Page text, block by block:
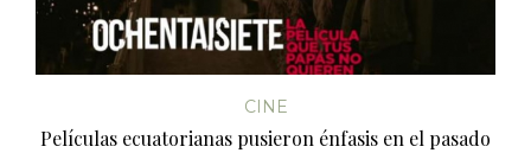
CINE
Películas ecuatorianas pusieron énfasis en el pasado